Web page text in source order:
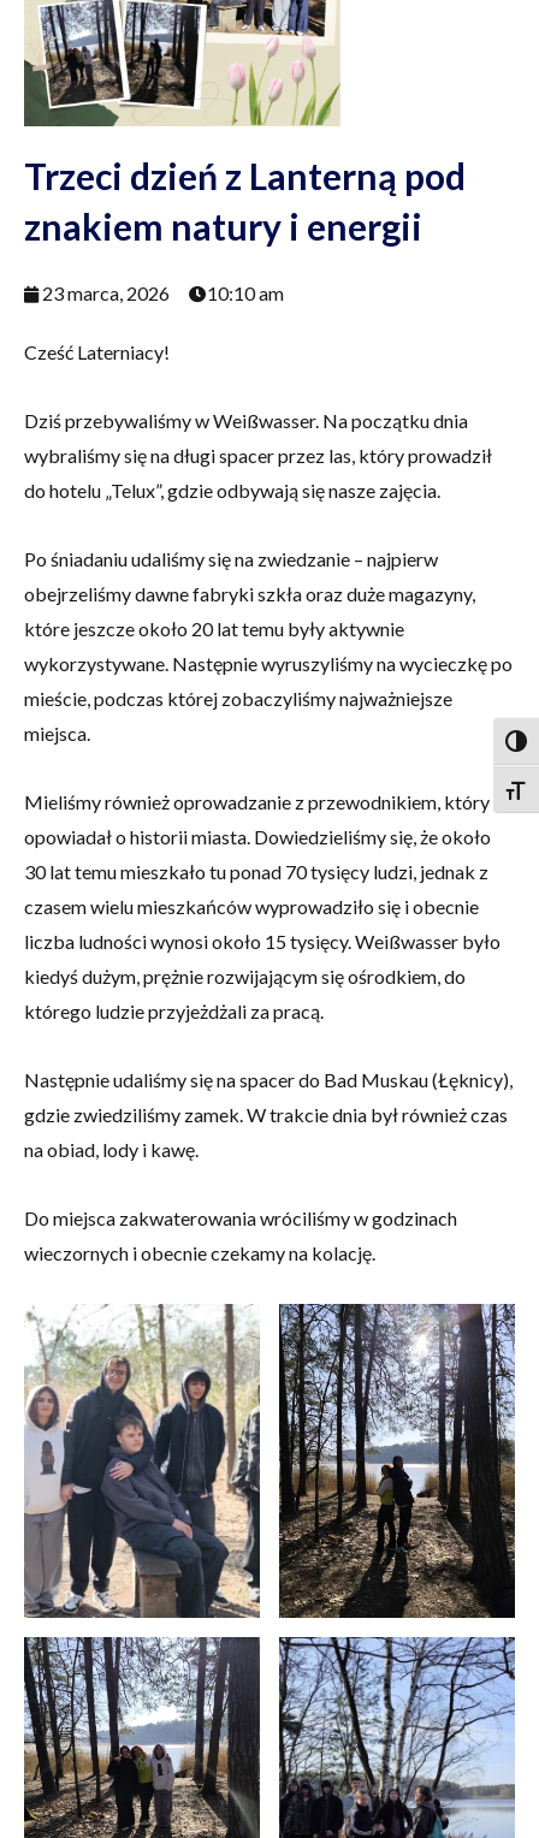
Trzeci dzień z Lanterną pod
znakiem natury i energii
23 marca, 2026 10:10 am
Cześć Laterniacy!
Dziś przebywaliśmy w Weißwasser. Na początku dnia
wybraliśmy się na długi spacer przez las, który prowadził
do hotelu „Telux”, gdzie odbywają się nasze zajęcia.
Po śniadaniu udaliśmy się na zwiedzanie – najpierw
obejrzeliśmy dawne fabryki szkła oraz duże magazyny,
które jeszcze około 20 lat temu były aktywnie
wykorzystywane. Następnie wyruszyliśmy na wycieczkę po
mieście, podczas której zobaczyliśmy najważniejsze
miejsca.
Mieliśmy również oprowadzanie z przewodnikiem, który
opowiadał o historii miasta. Dowiedzieliśmy się, że około
30 lat temu mieszkało tu ponad 70 tysięcy ludzi, jednak z
czasem wielu mieszkańców wyprowadziło się i obecnie
liczba ludności wynosi około 15 tysięcy. Weißwasser było
kiedyś dużym, prężnie rozwijającym się ośrodkiem, do
którego ludzie przyjeżdżali za pracą.
Następnie udaliśmy się na spacer do Bad Muskau (Łęknicy),
gdzie zwiedziliśmy zamek. W trakcie dnia był również czas
na obiad, lody i kawę.
Do miejsca zakwaterowania wróciliśmy w godzinach
wieczornych i obecnie czekamy na kolację.